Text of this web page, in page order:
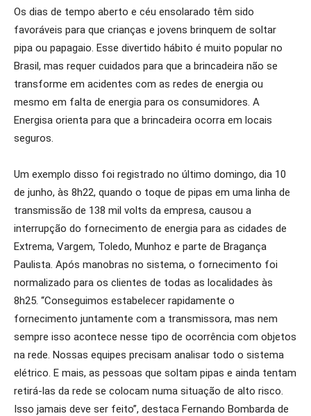
Os dias de tempo aberto e céu ensolarado têm sido
favoráveis para que crianças e jovens brinquem de soltar
pipa ou papagaio. Esse divertido hábito é muito popular no
Brasil, mas requer cuidados para que a brincadeira não se
transforme em acidentes com as redes de energia ou
mesmo em falta de energia para os consumidores. A
Energisa orienta para que a brincadeira ocorra em locais
seguros.
Um exemplo disso foi registrado no último domingo, dia 10
de junho, às 8h22, quando o toque de pipas em uma linha de
transmissão de 138 mil volts da empresa, causou a
interrupção do fornecimento de energia para as cidades de
Extrema, Vargem, Toledo, Munhoz e parte de Bragança
Paulista. Após manobras no sistema, o fornecimento foi
normalizado para os clientes de todas as localidades às
8h25. “Conseguimos estabelecer rapidamente o
fornecimento juntamente com a transmissora, mas nem
sempre isso acontece nesse tipo de ocorrência com objetos
na rede. Nossas equipes precisam analisar todo o sistema
elétrico. E mais, as pessoas que soltam pipas e ainda tentam
retirá-las da rede se colocam numa situação de alto risco.
Isso jamais deve ser feito”, destaca Fernando Bombarda de